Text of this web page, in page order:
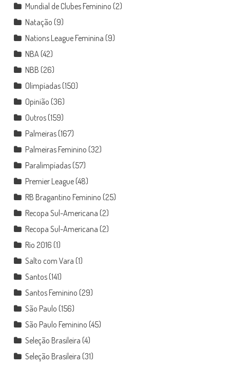
Mundial de Clubes Feminino (2)
Natação (9)
Nations League Feminina (9)
NBA (42)
NBB (26)
Olimpíadas(150)
Opinião (36)
Outros(159)
Palmeiras(167)
Palmeiras Feminino (32)
Paralimpíadas(57)
Premier League(48)
RB Bragantino Feminino (25)
Recopa Sul-Americana (2)
Recopa Sul-Americana (2)
Rio 2016 (1)
Salto com Vara (1)
Santos(141)
Santos Feminino (29)
São Paulo (156)
São Paulo Feminino (45)
Seleção Brasileira (4)
Seleção Brasileira (31)